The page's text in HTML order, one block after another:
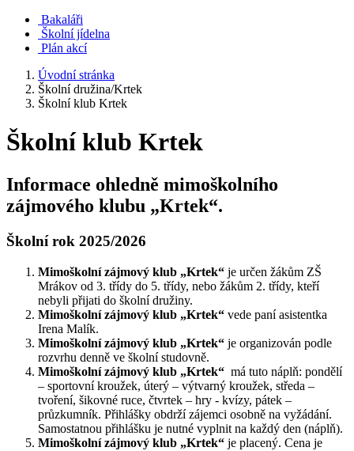
Bakaláři
Školní jídelna
Plán akcí
Úvodní stránka
Školní družina/Krtek
Školní klub Krtek
Školní klub Krtek
Informace ohledně mimoškolního
zájmového klubu „Krtek“.
Školní rok 2025/2026
Mimoškolní zájmový klub „Krtek“ je určen žákům ZŠ
Mrákov od 3. třídy do 5. třídy, nebo žákům 2. třídy, kteří
nebyli přijati do školní družiny.
Mimoškolní zájmový klub „Krtek“ vede paní asistentka
Irena Malík.
Mimoškolní zájmový klub „Krtek“ je organizován podle
rozvrhu denně ve školní studovně.
Mimoškolní zájmový klub „Krtek“ má tuto náplň: pondělí
– sportovní kroužek, úterý – výtvarný kroužek, středa –
tvoření, šikovné ruce, čtvrtek – hry - kvízy, pátek –
průzkumník. Přihlášky obdrží zájemci osobně na vyžádání.
Samostatnou přihlášku je nutné vyplnit na každý den (náplň).
Mimoškolní zájmový klub „Krtek“ je placený. Cena je